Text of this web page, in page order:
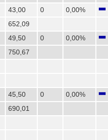
43,00 0
0,00%
652,09
49,50 0
0,00%
750,67
45,50 0
0,00%
690,01